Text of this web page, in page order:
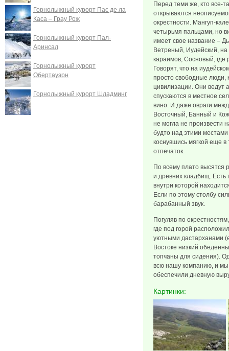
Перед теми же, кто все-
открываются
окрестности. Мангуп-
четырьмя пальцами, но
имеет свое название –
Ветреный, Иудейский,
караимов, Сосновый,
Говорят, что на
просто свободные люди,
цивилизации. Они ведут
спускаются в местное
вино. И даже овраги
Восточный, Банный и
не могла не произвести
будто над этими
коснувшись мягкой еще
отпечаток.
По всему плато высятся
и древних кладбищ.
внутри которой
Если по этому столбу
барабанный звук.
Погуляв по
где под горой
уютными дастарханами
Востоке низкий
топчаны для сидения).
всю нашу компанию, и
обеспечили дневную
Картинки:
Горнолыжный курорт Пас де ла
Каса – Грау Рож
Горнолыжный курорт Пал-
Аринсал
Горнолыжный курорт
Обертауэрн
Горнолыжный курорт Шладминг